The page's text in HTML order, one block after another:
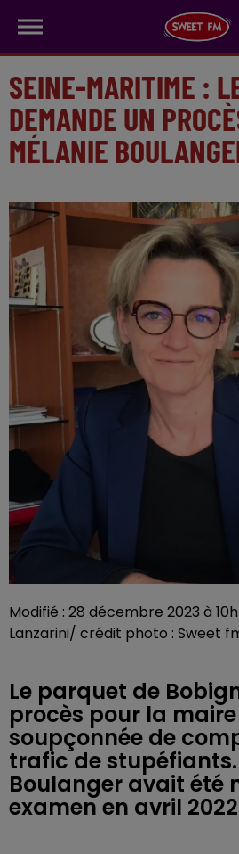
SEINE-MARITIME :
DEMANDE UN
MÉLANIE
Modifié : 28 décembre 2023 à
Lanzarini/ crédit photo : Sweet
Le parquet de
procès pour la
soupçonnée de
trafic de
Boulanger avait été
examen en avril